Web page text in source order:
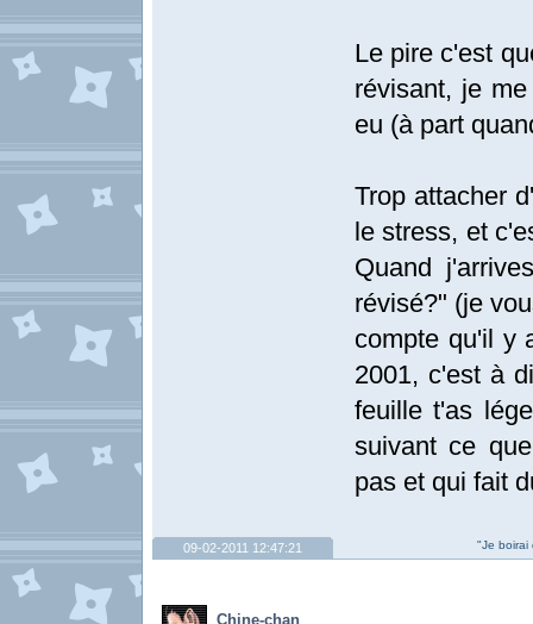
Le pire c'est
révisant, je
eu (à part
Trop attacher
le stress, et
Quand
révisé?" (je
compte qu'il y
2001, c'est à
feuille t'as
suivant ce
pas et qui fait
"Je boirai
09-02-2011 12:47:21
Chine-chan